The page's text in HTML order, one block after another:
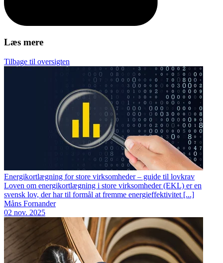
Læs mere
Tilbage til oversigten
Energikortlægning for store virksomheder – guide til lovkrav
Loven om energikortlægning i store virksomheder (EKL) er en
svensk lov, der har til formål at fremme energieffektivitet [...]
Måns Fornander
02 nov. 2025